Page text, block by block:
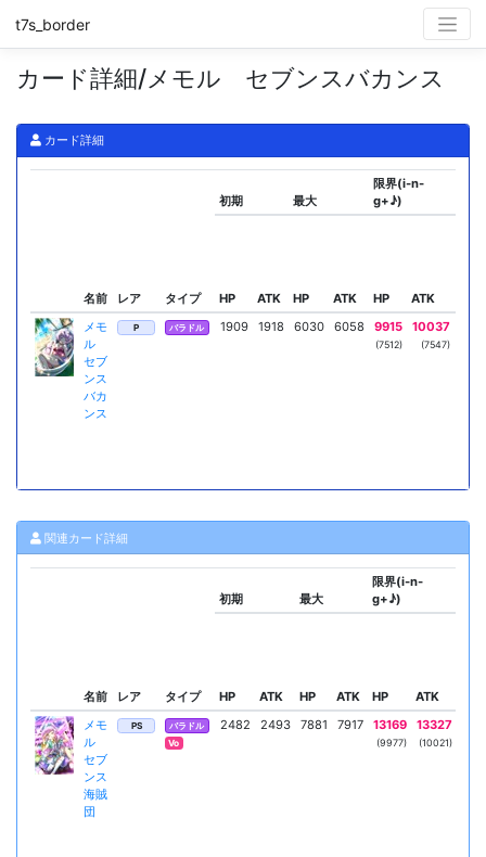
t7s_border
カード詳細/メモル セブンスバカンス
カード詳細
名前 レア タイプ
初期 最大
限界(i-n-
g+♪)
HP ATK HP ATK HP ATK
メモ
ル
セブ
ンス
バカ
ンス
P バラドル 1909 1918 6030 6058 9915
(7512)
10037
(7547)
関連カード詳細
名前 レア タイプ
初期 最大
限界(i-n-
g+♪)
HP ATK HP ATK HP ATK
メモ
ル
セブ
ンス
海賊
団
PS
バラドル
Vo
2482 2493 7881 7917 13169
(9977)
13327
(10021)